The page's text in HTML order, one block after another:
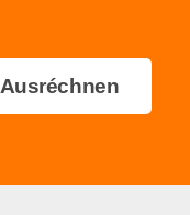
Ausréchnen